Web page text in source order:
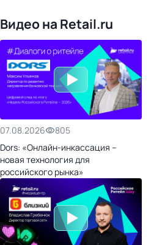
Видео на Retail.ru
07.08.2026
805
Dors: «Онлайн-инкассация –
новая технология для
российского рынка»